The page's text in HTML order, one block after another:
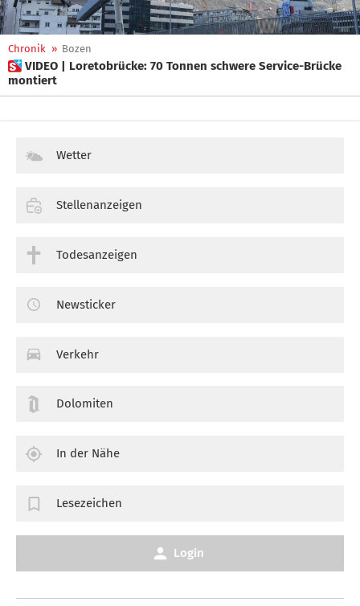
Chronik » Bozen
 VIDEO | Loretobrücke: 70 Tonnen schwere Service-Brücke
montiert
Wetter
Stellenanzeigen
Todesanzeigen
Newsticker
Verkehr
Dolomiten
In der Nähe
Lesezeichen
Login